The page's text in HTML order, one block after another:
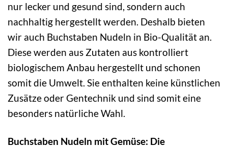
nur lecker und gesund sind, sondern auch
nachhaltig hergestellt werden. Deshalb bieten
wir auch Buchstaben Nudeln in Bio-Qualität an.
Diese werden aus Zutaten aus kontrolliert
biologischem Anbau hergestellt und schonen
somit die Umwelt. Sie enthalten keine künstlichen
Zusätze oder Gentechnik und sind somit eine
besonders natürliche Wahl.
Buchstaben Nudeln mit Gemüse: Die